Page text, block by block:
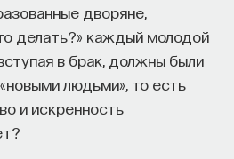
дворяне,
делать?» каждый молодой
в брак, должны были
людьми», то есть
и искренность
строить
о том, что университеты
возникает образ сложно
человека.